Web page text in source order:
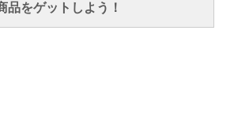
をゲットしよう！